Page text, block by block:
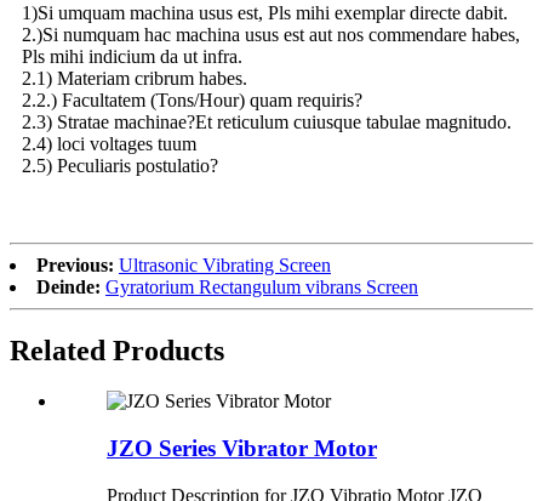
1)Si umquam machina usus est, Pls mihi exemplar directe dabit.
2.)Si numquam hac machina usus est aut nos commendare habes,
Pls mihi indicium da ut infra.
2.1) Materiam cribrum habes.
2.2.) Facultatem (Tons/Hour) quam requiris?
2.3) Stratae machinae?Et reticulum cuiusque tabulae magnitudo.
2.4) loci voltages tuum
2.5) Peculiaris postulatio?
Previous: Ultrasonic Vibrating Screen
Deinde: Gyratorium Rectangulum vibrans Screen
Related Products
JZO Series Vibrator Motor
Product Description for JZO Vibratio Motor JZO